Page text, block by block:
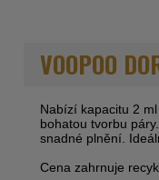
VOOPOO
Nabízí kapacitu 2
bohatou tvorbu
snadné plnění.
Cena zahrnuje